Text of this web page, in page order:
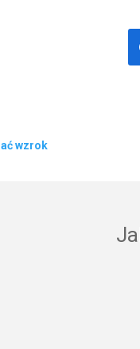
wzrok